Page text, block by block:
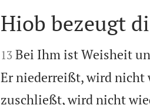

Hiob bezeugt

13 Bei Ihm ist Weisheit
Er niederreißt, wird nicht
zuschließt, wird nicht